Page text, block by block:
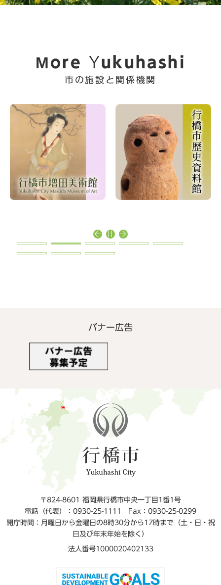
More Yukuhashi
市の施設と関係機関
バナー広告
〒824-8601 福岡県行橋市中央一丁目1番1号
電話（代表）：0930-25-1111
Fax：0930-25-0299
開庁時間：月曜日から金曜日の8時30分から17時まで（土・日・祝
日及び年末年始を除く）
法人番号1000020402133